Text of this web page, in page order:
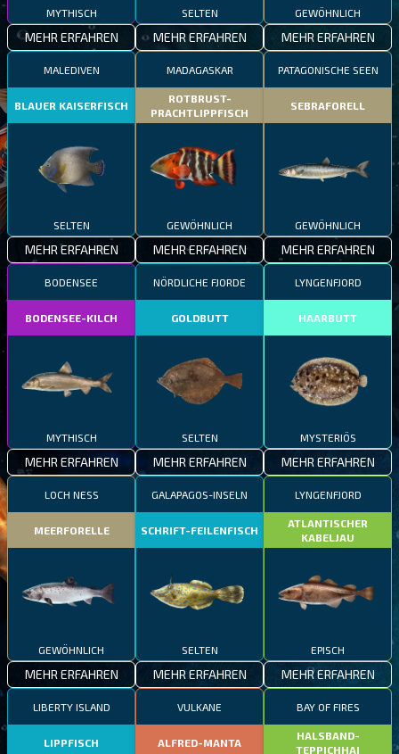
MYTHISCH
MEHR ERFAHREN
SELTEN
MEHR ERFAHREN
GEWÖHNLICH
MEHR ERFAHREN
MALEDIVEN
BLAUER KAISERFISCH
SELTEN
MEHR ERFAHREN
MADAGASKAR
ROTBRUST-
PRACHTLIPPFISCH
GEWÖHNLICH
MEHR ERFAHREN
PATAGONISCHE SEEN
SEBRAFORELL
GEWÖHNLICH
MEHR ERFAHREN
BODENSEE
BODENSEE-KILCH
MYTHISCH
MEHR ERFAHREN
NÖRDLICHE FJORDE
GOLDBUTT
SELTEN
MEHR ERFAHREN
LYNGENFJORD
HAARBUTT
MYSTERIÖS
MEHR ERFAHREN
LOCH NESS
MEERFORELLE
GEWÖHNLICH
MEHR ERFAHREN
GALAPAGOS-INSELN
SCHRIFT-FEILENFISCH
SELTEN
MEHR ERFAHREN
LYNGENFJORD
ATLANTISCHER
KABELJAU
EPISCH
MEHR ERFAHREN
LIBERTY ISLAND
LIPPFISCH
VULKANE
ALFRED-MANTA
BAY OF FIRES
HALSBAND-
TEPPICHHAI